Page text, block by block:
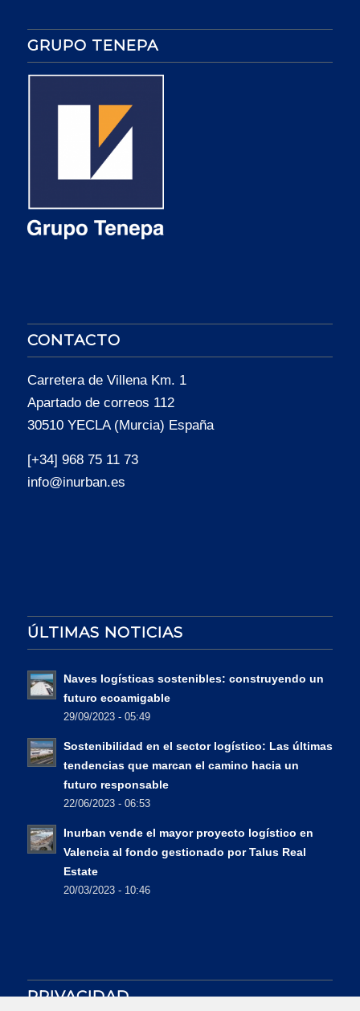
GRUPO TENEPA
CONTACTO
Carretera de Villena Km. 1
Apartado de correos 112
30510 YECLA (Murcia) España
[+34] 968 75 11 73
info@inurban.es
ÚLTIMAS NOTICIAS
Naves logísticas sostenibles: construyendo un
futuro ecoamigable
29/09/2023 - 05:49
Sostenibilidad en el sector logístico: Las últimas
tendencias que marcan el camino hacia un
futuro responsable
22/06/2023 - 06:53
Inurban vende el mayor proyecto logístico en
Valencia al fondo gestionado por Talus Real
Estate
20/03/2023 - 10:46
PRIVACIDAD